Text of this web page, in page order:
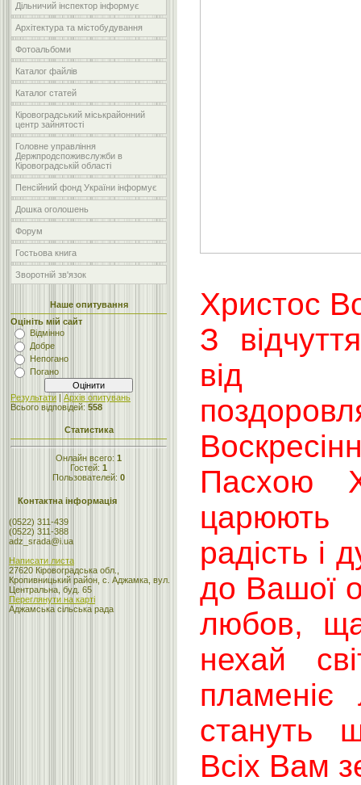
Дільничий інспектор інформує
Архітектура та містобудування
Фотоальбоми
Каталог файлів
Каталог статей
Кіровоградський міськрайонний
центр зайнятості
Головне управління
Держпродспоживслужби в
Кіровоградській області
Пенсійний фонд України інформує
Дошка оголошень
Форум
Гостьова книга
Зворотній зв'язок
Наше опитування
Оцініть мій сайт
Відмінно
Добре
Непогано
Погано
Результати | Архів опитувань
Всього відповідей: 558
Статистика
Онлайн всего: 1
Гостей: 1
Пользователей: 0
Контактна інформація
(0522) 311-439
(0522) 311-388
adz_srada@i.ua
Написати листа
27620 Кіровоградська обл.,
Кропивницький район, с. Аджамка, вул.
Центральна, буд. 65
Переглянути на карті
Аджамська сільська рада
Христос
З
від
Пасхою
радість і
до Вашої
любов,
нехай
стануть
Всіх Вам